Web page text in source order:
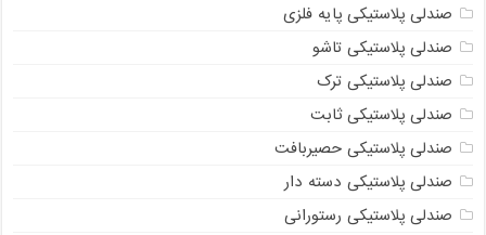
صندلی پلاستیکی پایه فلزی
صندلی پلاستیکی تاشو
صندلی پلاستیکی ترک
صندلی پلاستیکی ثابت
صندلی پلاستیکی حصیربافت
صندلی پلاستیکی دسته دار
صندلی پلاستیکی رستورانی